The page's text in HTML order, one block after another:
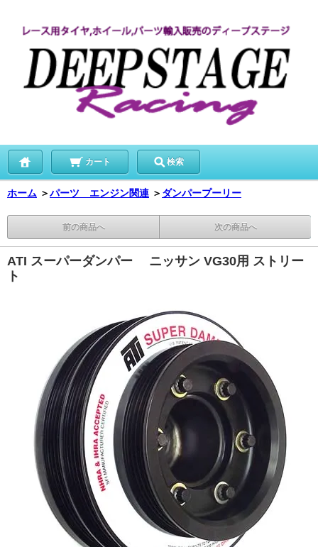
カート 検索
ホーム ＞パーツ エンジン関連 ＞ ダンパープーリー
前の商品へ 次の商品へ
ATI スーパーダンパー ニッサン VG30用 ストリー
ト